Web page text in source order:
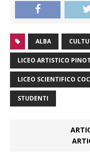
ALBA
LICEO ARTISTICO
LICEO SCIENTIFICO
STUDENTI